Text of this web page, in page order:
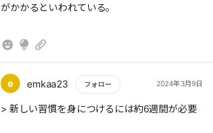
がかかるといわれている。
e emkaa23 フォロー 2024年3月9日
もっと読む
> 新しい習慣を身につけるには約6週間が必要